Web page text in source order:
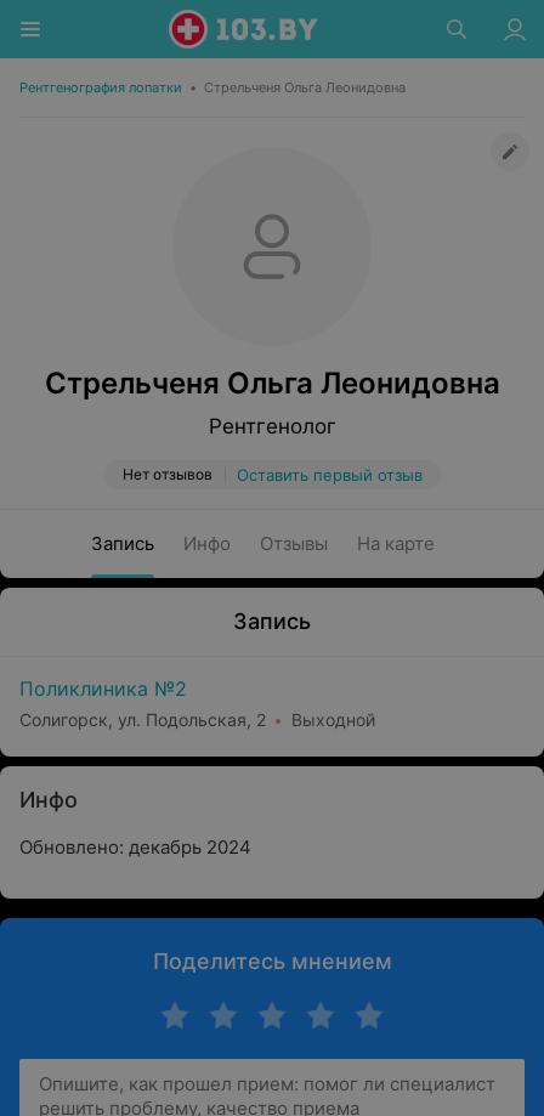
Рентгенография лопатки • Стрельченя Ольга Леонидовна
Стрельченя Ольга Леонидовна
Рентгенолог
Нет отзывов Оставить первый отзыв
Запись Инфо Отзывы На карте
Запись
Поликлиника №2
Солигорск, ул. Подольская, 2 Выходной
Инфо
Обновлено: декабрь 2024
Поделитесь мнением